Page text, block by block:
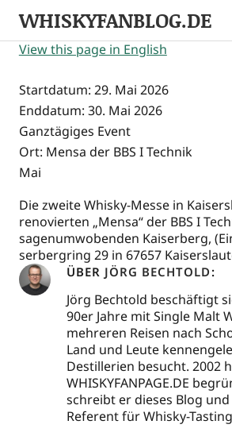
WHISKYFANBLOG.DE
6. JULI 2024
View this page in English
Start­da­tum: 29. Mai 2026
End­da­tum: 30. Mai 2026
Ganz­tä­gi­ges Event
Ort: Men­sa der BBS I Technik
Mai
Die zwei­te Whis­ky-Mes­se in
reno­vier­ten „Men­sa“ der BBS I
sagen­um­wo­ben­den Kai­ser­berg,
ser­berg­ring 29 in 67657
ÜBER JÖRG BECHTOLD
Jörg Bechtold beschäftigt
90er Jahre mit Single Malt
mehreren Reisen nach
Land und Leute
Destillerien besucht. 2002
WHISKYFANPAGE.DE
schreibt er dieses Blog
Referent für Whisky-